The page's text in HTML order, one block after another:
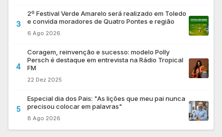
3
2º Festival Verde Amarelo será realizado em Toledo
e convida moradores de Quatro Pontes e região
6 Ago 2026
4
Coragem, reinvenção e sucesso: modelo Polly
Persch é destaque em entrevista na Rádio Tropical
FM
22 Dez 2025
5
Especial dia dos Pais: "As lições que meu pai nunca
precisou colocar em palavras"
8 Ago 2026